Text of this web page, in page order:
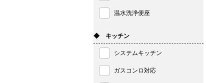
温水洗浄便座
◆ キッチン
システムキッチン
ガスコンロ対応